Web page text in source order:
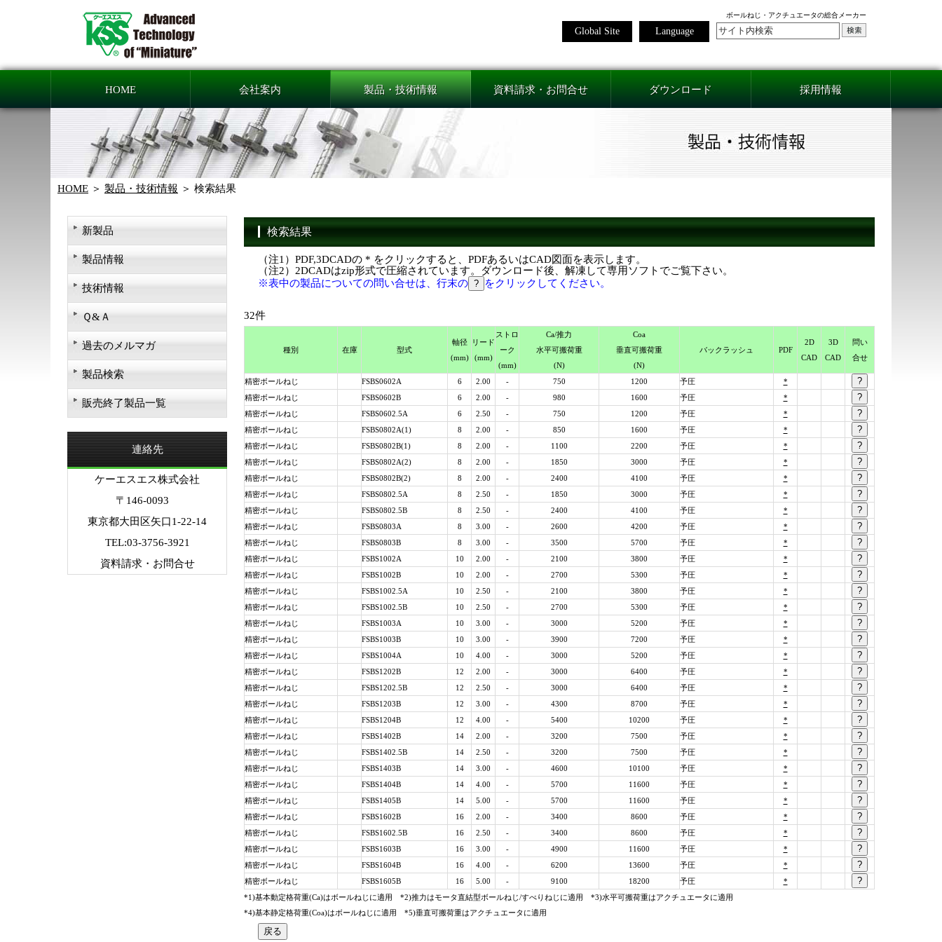
ボールねじ・アクチュエータの総合メーカー
Language
Global Site
HOME 会社案内 製品・技術情報 資料請求・お問合せ ダウンロード 採用情報
HOME 製品・技術情報 検索結果
検索結果
（注1）PDF,3DCADの * をクリックすると、PDFあるいはCAD図面を表示します。
（注2）2DCADはzip形式で圧縮されています。ダウンロード後、解凍して専用ソフトでご覧下さい。
※表中の製品についての問い合せは、行末の
をクリックしてください。
32件
*1)基本動定格荷重(Ca)はボールねじに適用 *2)推力はモータ直結型ボールねじ/すべりねじに適用 *3)水平可搬荷重はアクチュエータに適用
*4)基本静定格荷重(Coa)はボールねじに適用 *5)垂直可搬荷重はアクチュエータに適用
種別 在庫 型式
軸径
(mm)
リード
(mm)
スト ロ
ーク
(mm)
Ca/推力
水平可搬荷重
(N)
Coa
垂直可搬荷重
(N)
バック ラッシュ PDF
2D
CAD
3D
CAD
問い
合せ
精密ボールねじ FSBS0602A 6 2.00 - 750 1200 予圧
*
精密ボールねじ
FSBS0602B 6 2.00 - 980 1600 予圧
*
精密ボールねじ
FSBS0602.5A 6 2.50 - 750 1200 予圧
*
精密ボールねじ
FSBS0802A(1) 8 2.00 - 850 1600 予圧
*
精密ボールねじ
FSBS0802B(1) 8 2.00 - 1100 2200 予圧
*
精密ボールねじ
FSBS0802A(2) 8 2.00 - 1850 3000 予圧
*
精密ボールねじ
FSBS0802B(2) 8 2.00 - 2400 4100 予圧
*
精密ボールねじ
FSBS0802.5A 8 2.50 - 1850 3000 予圧
*
精密ボールねじ
FSBS0802.5B 8 2.50 - 2400 4100 予圧
*
精密ボールねじ
FSBS0803A 8 3.00 - 2600 4200 予圧
*
精密ボールねじ
FSBS0803B 8 3.00 - 3500 5700 予圧
*
精密ボールねじ
FSBS1002A 10 2.00 - 2100 3800 予圧
*
精密ボールねじ
FSBS1002B 10 2.00 - 2700 5300 予圧
*
精密ボールねじ
FSBS1002.5A 10 2.50 - 2100 3800 予圧
*
精密ボールねじ
FSBS1002.5B 10 2.50 - 2700 5300 予圧
*
精密ボールねじ
FSBS1003A 10 3.00 - 3000 5200 予圧
*
精密ボールねじ
FSBS1003B 10 3.00 - 3900 7200 予圧
*
精密ボールねじ
FSBS1004A 10 4.00 - 3000 5200 予圧
*
精密ボールねじ
FSBS1202B 12 2.00 - 3000 6400 予圧
*
精密ボールねじ
FSBS1202.5B 12 2.50 - 3000 6400 予圧
*
精密ボールねじ
FSBS1203B 12 3.00 - 4300 8700 予圧
*
精密ボールねじ
FSBS1204B 12 4.00 - 5400 10200 予圧
*
精密ボールねじ
FSBS1402B 14 2.00 - 3200 7500 予圧
*
精密ボールねじ
FSBS1402.5B 14 2.50 - 3200 7500 予圧
*
精密ボールねじ
FSBS1403B 14 3.00 - 4600 10100 予圧
*
精密ボールねじ
FSBS1404B 14 4.00 - 5700 11600 予圧
*
精密ボールねじ
FSBS1405B 14 5.00 - 5700 11600 予圧
*
精密ボールねじ
FSBS1602B 16 2.00 - 3400 8600 予圧
*
精密ボールねじ
FSBS1602.5B 16 2.50 - 3400 8600 予圧
*
精密ボールねじ
FSBS1603B 16 3.00 - 4900 11600 予圧
*
精密ボールねじ
FSBS1604B 16 4.00 - 6200 13600 予圧
*
精密ボールねじ
FSBS1605B 16 5.00 - 9100 18200 予圧 *
新製品
製品情報
技術情報
Ｑ&Ａ
過去のメルマガ
製品検索
販売終了製品一覧
連絡先
ケーエスエス株式会社
〒146-0093
東京都大田区矢口1-22-14
TEL:03-3756-3921
資料請求・お問合せ